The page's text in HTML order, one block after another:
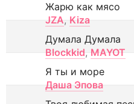
Жарю как мясо
JZA, Kiza
Думала Думала
Blockkid, MAYOT
Я ты и море
Даша Эпова